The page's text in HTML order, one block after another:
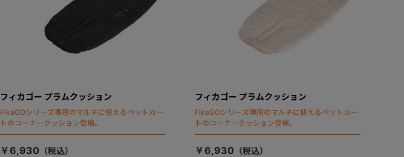
フィカゴー プラムクッション
FikaGOシリーズ専用のマルチに使えるペットカー
トのコーナークッション登場。
￥6,930
フィカゴー プラムクッション
FikaGOシリーズ専用のマルチに使えるペットカー
トのコーナークッション登場。
￥6,930